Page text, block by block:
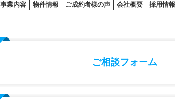
事業内容 物件情報 ご成約者様の声 会社概要 採⽤情報
ご相談フォーム